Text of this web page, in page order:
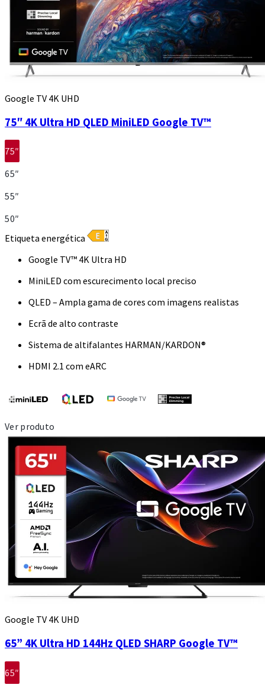
Google TV 4K UHD
75″ 4K Ultra HD QLED MiniLED Google TV™
75″
65″
55″
50″
Etiqueta energética
Google TV™ 4K Ultra HD
MiniLED com escurecimento local preciso
QLED – Ampla gama de cores com imagens realistas
Ecrã de alto contraste
Sistema de altifalantes HARMAN/KARDON®
HDMI 2.1 com eARC
Ver produto
Google TV 4K UHD
65” 4K Ultra HD 144Hz QLED SHARP Google TV™
65″